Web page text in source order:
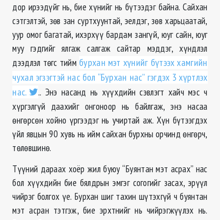
дор ирээдүйг нь, бие хүнийг нь бүтээдэг байна. Сайхан
сэтгэлтэй, зөв зан суртхуунтай, эелдэг, зөв харьцаатай,
уур омог багатай, ихэрхүү бардам зангүй, юуг сайн, юуг
муу гэдгийг ялгаж салгаж сайтар мэддэг, хүндлэл
дээдлэл төгс тийм бурхан мэт хүнийг бүтээх хамгийн
чухал эгзэгтэй нас бол “Бурхан нас” гэгдэх 3 хүртлэх
нас.
.. Энэ насанд нь хүүхдийн сэвлэгт хайч мэс ч
хүргэлгүй даахийг онгоноор нь байлгаж, энэ насаа
өнгөрсөн хойно үргээдэг нь учиртай аж. Хүн бүтээгдэх
үйл явцын 90 хувь нь ийм сайхан бурхны орчинд өнгөрч,
төлөвшинө.
Түүний дараах хоёр жил буюу “Буянтан мэт асрах” нас
бол хүүхдийн бие бялдрын эмгэг согогийг засах, эрүүл
чийрэг болгох үе. Бурхан шиг тахин шүтэхгүй ч буянтан
мэт асран тэтгэж, бие эрхтнийг нь чийрэгжүүлэх нь.